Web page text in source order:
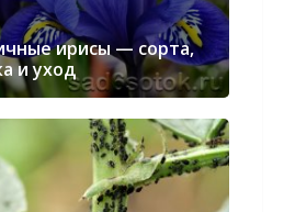
ирисы — сорта,
и уход